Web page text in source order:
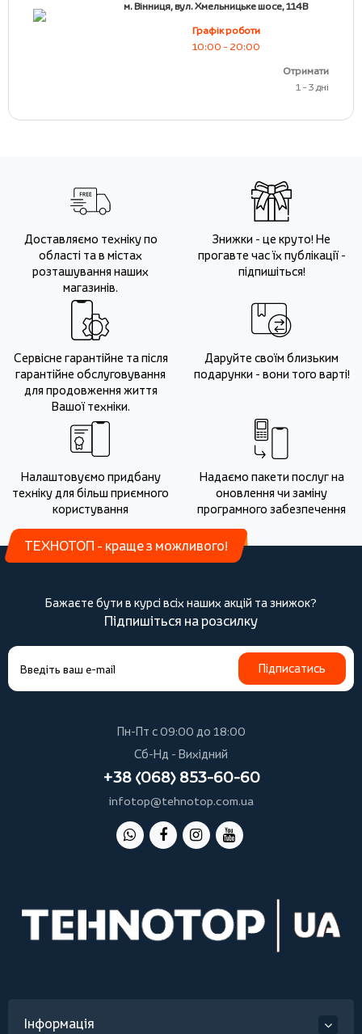
м. Вінниця, вул. Хмельницьке шосе, 114В
Графік роботи
10:00 - 20:00
Отримати
1 - 3 дні
Доставляємо техніку по
області та в містах
розташування наших
магазинів.
Знижки - це круто! Не
прогавте час їх публікації -
підпишіться!
Сервісне гарантійне та після
гарантійне обслуговування
для продовження життя
Вашої техніки.
Даруйте своїм близьким
подарунки - вони того варті!
Налаштовуємо придбану
техніку для більш приємного
користування
Надаємо пакети послуг на
оновлення чи заміну
програмного забезпечення
ТЕХНОТОП - краще з можливого!
Бажаєте бути в курсі всіх наших акцій та знижок?
Підпишіться на розсилку
Підписатись
Пн-Пт с 09:00 до 18:00
Сб-Нд - Вихідний
+38 (068) 853-60-60
infotop@tehnotop.com.ua
Інформація